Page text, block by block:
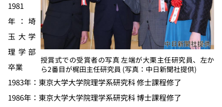
授賞式での受賞者の写真 左端が大栗主任研究員、左か
ら2番目が梶田主任研究員 (写真：中日新聞社提供)
1981
年：埼
玉大学
理学部
卒業
1983年：東京大学大学院理学系研究科 修士課程修了
1986年：東京大学大学院理学系研究科 博士課程修了